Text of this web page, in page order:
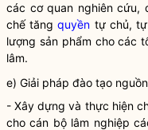
các cơ quan nghiên cứu,
chế tăngquyền tự chủ,
lượng sản phẩm cho các
lâm.
e) Giải pháp đào tạo
- Xây dựng và thực hiện
cho cán bộ lâm nghiệp